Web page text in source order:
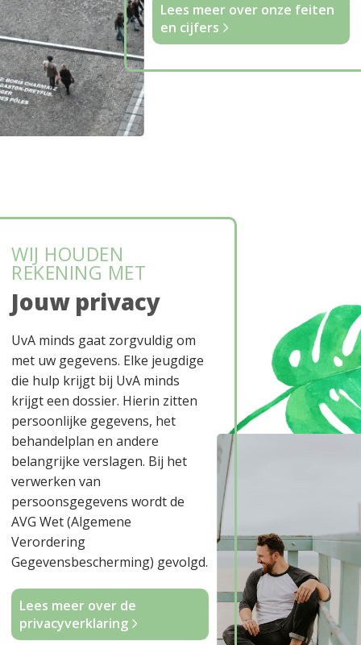
Lees meer over onze feiten
en cijfers
WIJ HOUDEN
REKENING MET
Jouw privacy
UvA minds gaat zorgvuldig om
met uw gegevens. Elke jeugdige
die hulp krijgt bij UvA minds
krijgt een dossier. Hierin zitten
persoonlijke gegevens, het
behandelplan en andere
belangrijke verslagen. Bij het
verwerken van
persoonsgegevens wordt de
AVG Wet (Algemene
Verordering
Gegevensbescherming) gevolgd.
Lees meer over de
privacyverklaring